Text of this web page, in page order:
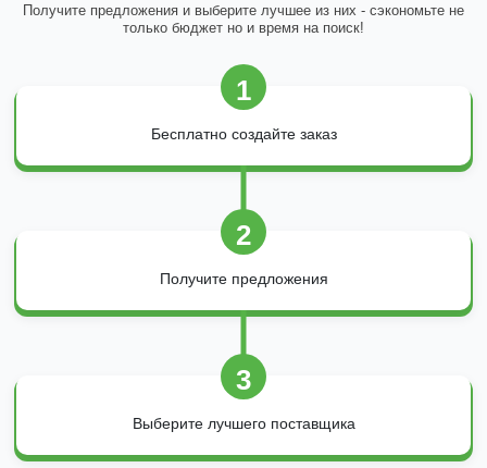
Получите предложения и выберите лучшее из них - сэкономьте не
только бюджет но и время на поиск!
1
Бесплатно создайте заказ
2
Получите предложения
3
Выберите лучшего поставщика